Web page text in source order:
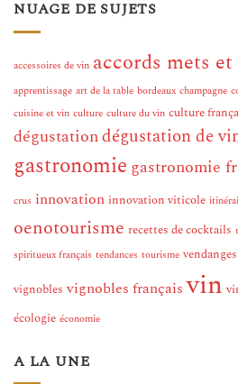
NUAGE DE SUJETS
accessoires de vin accords mets
apprentissage art de la table bordeaux champagne
cuisine et vin culture culture du vin culture
dégustationdégustation de
gastronomie gastronomie
crus innovation innovation viticole
oenotourisme recettes de cocktails
spiritueux français tendances tourisme vendanges
vignobles vignobles français vin
écologie économie
A LA UNE